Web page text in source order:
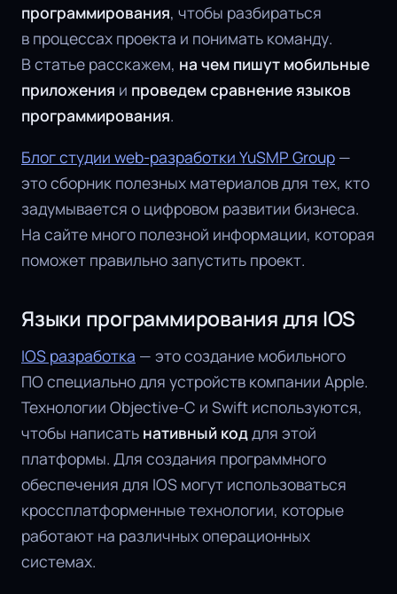
программирования, чтобы разбираться
в процессах проекта и понимать команду.
В статье расскажем, на чем пишут мобильные
приложения и проведем сравнение языков
программирования.
Блог студии web-разработки YuSMP Group —
это сборник полезных материалов для тех, кто
задумывается о цифровом развитии бизнеса.
На сайте много полезной информации, которая
поможет правильно запустить проект.
Языки программирования для IOS
IOS разработка — это создание мобильного
ПО специально для устройств компании Apple.
Технологии Objective-C и Swift используются,
чтобы написать нативный коддля этой
платформы. Для создания программного
обеспечения для IOS могут использоваться
кроссплатформенные технологии, которые
работают на различных операционных
системах.